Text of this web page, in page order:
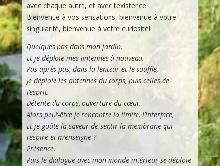
avec chaque autre, et avec l’existence.
Bienvenue à vos sensations, bienvenue à votre
singularité, bienvenue à votre curiosité!
Quelques pas dans mon jardin,
Et je déploie mes antennes à nouveau.
Pas après pas, dans la lenteur et le souffle,
Je déploie les antennes du corps, puis celles de
l’esprit.
Détente du corps, ouverture du cœur.
Alors peut-être je rencontre la limite, l’interface,
Et je goûte la saveur de sentir la membrane qui
respire et m’enseigne ?
Présence.
Puis le dialogue avec mon monde intérieur se déploie